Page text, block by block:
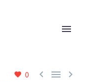
0   